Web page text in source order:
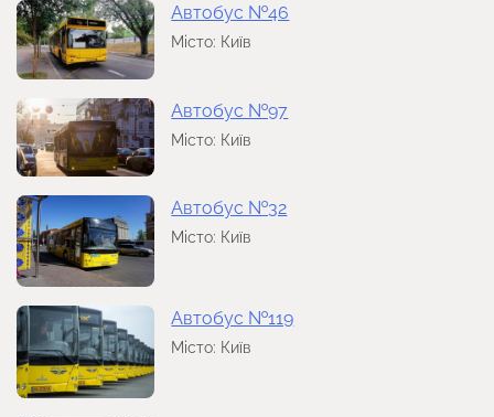
Автобус №46
Місто: Київ
Автобус №97
Місто: Київ
Автобус №32
Місто: Київ
Автобус №119
Місто: Київ